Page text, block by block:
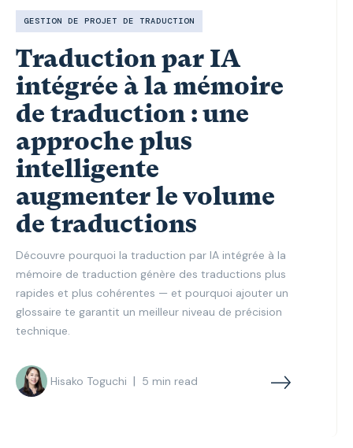
GESTION DE PROJET DE TRADUCTION
Traduction par IA
intégrée à la mémoire
de traduction : une
approche plus
intelligente
augmenter le volume
de traductions
Découvre pourquoi la traduction par IA intégrée à la
mémoire de traduction génère des traductions plus
rapides et plus cohérentes — et pourquoi ajouter un
glossaire te garantit un meilleur niveau de précision
technique.
Hisako Toguchi | 5 min read